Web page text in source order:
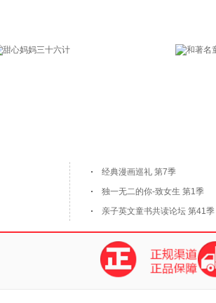
经典漫画巡礼 第7季
独一无二的你-致女生 第1季
亲子英文童书共读论坛 第41季